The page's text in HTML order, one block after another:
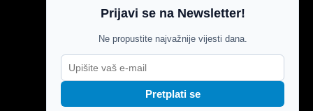
Impressum
Pravila komentiranja
Agroglas
Prijavi se na Newsletter!
Ne propustite najvažnije vijesti dana.
Pretplati se